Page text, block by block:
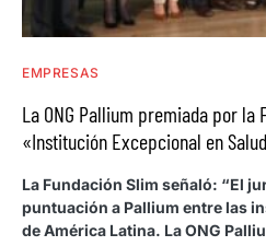
EMPRESAS
La ONG Pallium premiada por la
«Institución Excepcional en
La Fundación Slim señaló: “El
puntuación a Pallium entre las
de América Latina. La ONG